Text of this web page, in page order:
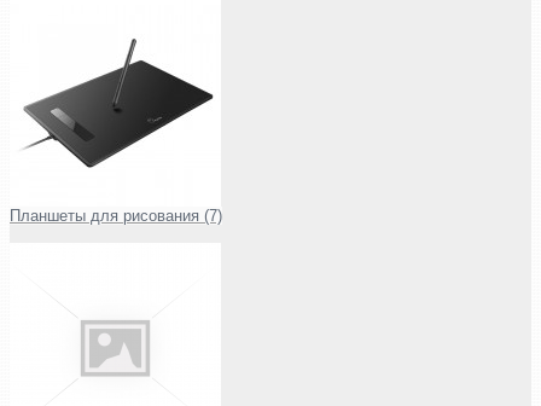
Планшеты для рисования (7)